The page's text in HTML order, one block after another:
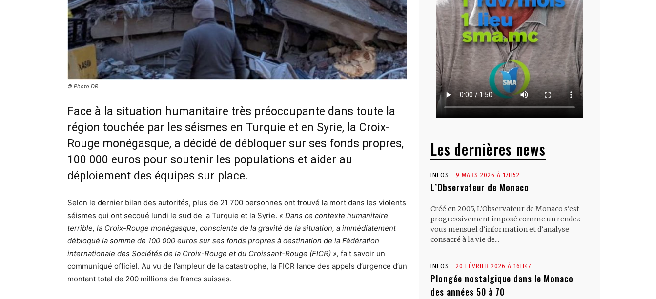
© Photo DR
Face à la situation humanitaire très préoccupante dans toute la
région touchée par les séismes en Turquie et en Syrie, la Croix-
Rouge monégasque, a décidé de débloquer sur ses fonds propres,
100 000 euros pour soutenir les populations et aider au
déploiement des équipes sur place.
Selon le dernier bilan des autorités, plus de 21 700 personnes ont trouvé la mort dans les violents
séismes qui ont secoué lundi le sud de la Turquie et la Syrie. « Dans ce contexte humanitaire
terrible, la Croix-Rouge monégasque, consciente de la gravité de la situation, a immédiatement
débloqué la somme de 100 000 euros sur ses fonds propres à destination de la Fédération
internationale des Sociétés de la Croix-Rouge et du Croissant-Rouge (FICR) », fait savoir un
communiqué officiel. Au vu de l’ampleur de la catastrophe, la FICR lance des appels d’urgence d’un
montant total de 200 millions de francs suisses.
Les dernières news
INFOS 9 MARS 2026 À 17H52
L’Observateur de Monaco
Créé en 2005, L’Observateur de Monaco s’est
progressivement imposé comme un rendez-
vous mensuel d’information et d’analyse
consacré à la vie de...
INFOS 20 FÉVRIER 2026 À 16H47
Plongée nostalgique dans le Monaco
des années 50 à 70